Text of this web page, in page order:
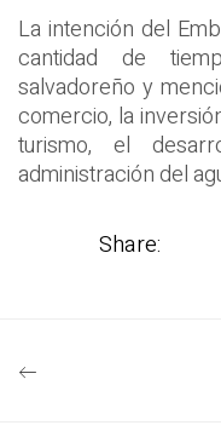
La intención del
cantidad de
salvadoreño y
comercio, la
turismo, el
administración del
Share: